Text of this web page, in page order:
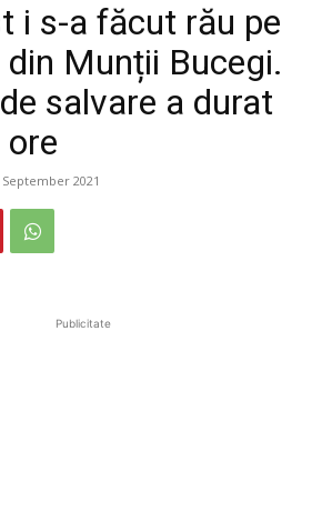
i s-a făcut rău pe
Munții Bucegi.
salvare a durat
September 2021
Publicitate